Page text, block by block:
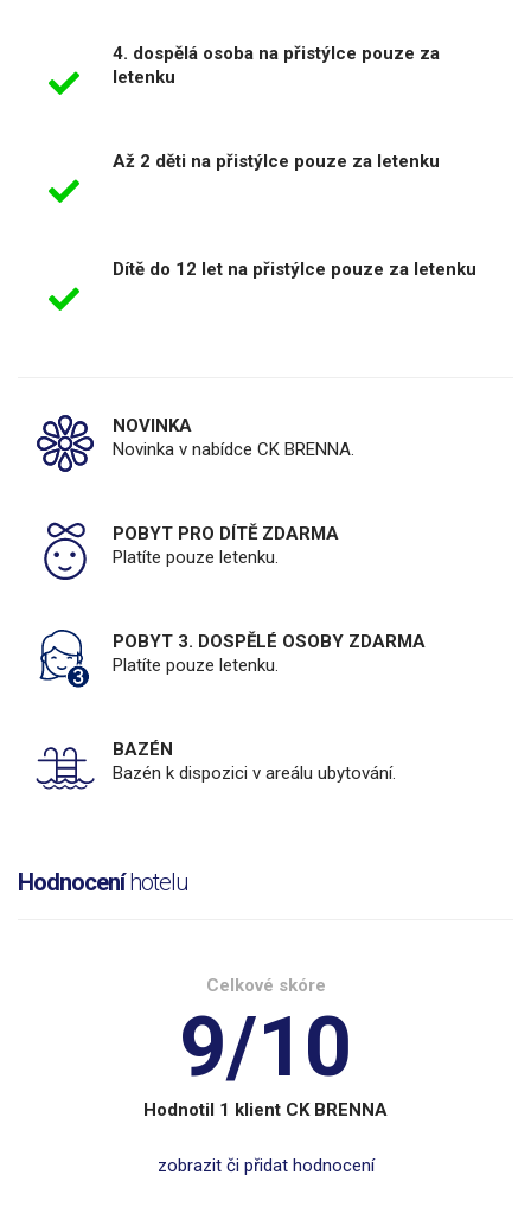
4. dospělá osoba na přistýlce pouze za
letenku
Až 2 děti na přistýlce pouze za letenku
Dítě do 12 let na přistýlce pouze za letenku
NOVINKA
Novinka v nabídce CK BRENNA.
POBYT PRO DÍTĚ ZDARMA
Platíte pouze letenku.
POBYT 3. DOSPĚLÉ OSOBY ZDARMA
Platíte pouze letenku.
BAZÉN
Bazén k dispozici v areálu ubytování.
Hodnoceníhotelu
Celkové skóre
9/10
Hodnotil 1 klient CK BRENNA
zobrazit či přidat hodnocení